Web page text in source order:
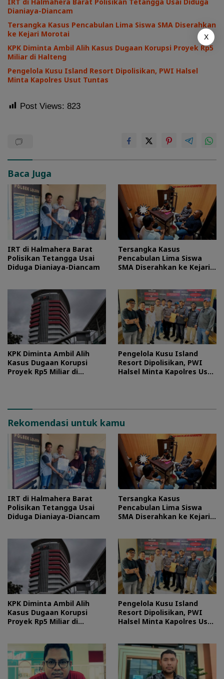
Dianiaya-Diancam
Tersangka Kasus Pencabulan Lima Siswa SMA Diserahkan
ke Kejari Morotai
KPK Diminta Ambil Alih Kasus Dugaan Korupsi Proyek Rp5
Miliar di Halteng
Pengelola Kusu Island Resort Dipolisikan, PWI Halsel
Minta Kapolres Usut Tuntas
Post Views: 823
Baca Juga
IRT di Halmahera Barat
Polisikan Tetangga Usai
Diduga Dianiaya-Diancam
Tersangka Kasus
Pencabulan Lima Siswa
SMA Diserahkan ke Kejari
KPK Diminta Ambil Alih
Kasus Dugaan Korupsi
Proyek Rp5 Miliar di
Pengelola Kusu Island
Resort Dipolisikan, PWI
Halsel Minta Kapolres Usut
Rekomendasi untuk kamu
IRT di Halmahera Barat
Polisikan Tetangga Usai
Diduga Dianiaya-Diancam
Tersangka Kasus
Pencabulan Lima Siswa
SMA Diserahkan ke Kejari
KPK Diminta Ambil Alih
Kasus Dugaan Korupsi
Proyek Rp5 Miliar di
Pengelola Kusu Island
Resort Dipolisikan, PWI
Halsel Minta Kapolres Usut
X